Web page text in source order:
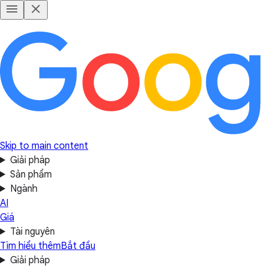
Skip to main content
Giải pháp
Sản phẩm
Ngành
AI
Giá
Tài nguyên
Tìm hiểu thêmBắt đầu
Giải pháp